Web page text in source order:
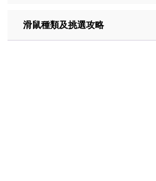
滑鼠種類及挑選攻略